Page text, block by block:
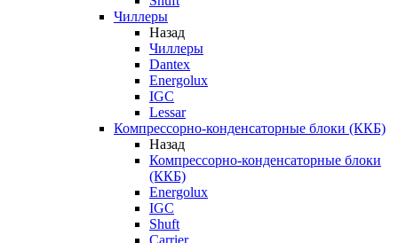
Чиллеры
Назад
Чиллеры
Dantex
Energolux
IGC
Lessar
Компрессорно-конденсаторные блоки (ККБ)
Назад
Компрессорно-конденсаторные блоки
(ККБ)
Energolux
IGC
Shuft
Carrier